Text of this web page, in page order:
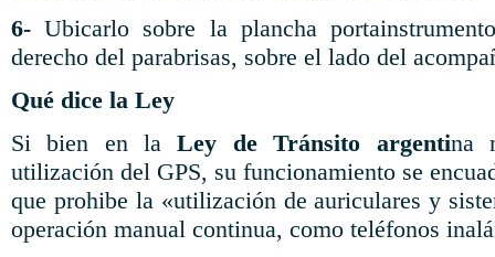
6- Ubicarlo sobre la plancha
derecho del parabrisas, sobre el lado del
Qué dice la Ley
Si bien en laLey de Tránsito argentina
utilización del GPS, su funcionamiento se
que prohibe la «utilización de auriculares y
operación manual continua, como teléfonos